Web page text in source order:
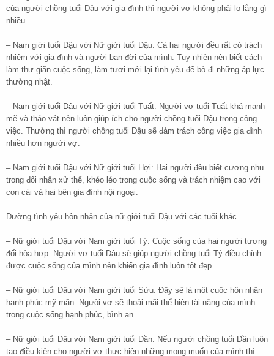
của người chồng tuổi Dậu với gia đình thì người vợ không phải lo lắng gì
nhiều.
– Nam giới tuổi Dậu với Nữ giới tuổi Dậu: Cả hai người đều rất có trách
nhiệm với gia đình và người bạn đời của mình. Tuy nhiên nên biết cách
làm thư giãn cuộc sống, làm tươi mới lại tình yêu để bỏ đi những áp lực
thường nhật.
– Nam giới tuổi Dậu với Nữ giới tuổi Tuất: Người vợ tuổi Tuất khá mạnh
mẽ và tháo vát nên luôn giúp ích cho người chồng tuổi Dậu trong công
việc. Thường thì người chồng tuổi Dậu sẽ đảm trách công việc gia đình
nhiều hơn người vợ.
– Nam giới tuổi Dậu với Nữ giới tuổi Hợi: Hai người đều biết cương nhu
trong đối nhân xử thế, khéo léo trong cuộc sống và trách nhiệm cao với
con cái và hai bên gia đình nội ngoại.
Đường tình yêu hôn nhân của nữ giới tuổi Dậu với các tuổi khác
– Nữ giới tuổi Dậu với Nam giới tuổi Tý: Cuộc sống của hai người tương
đối hòa hợp. Người vợ tuổi Dậu sẽ giúp người chồng tuổi Tý điều chỉnh
được cuộc sống của mình nên khiến gia đình luôn tốt đẹp.
– Nữ giới tuổi Dậu với Nam giới tuổi Sửu: Đây sẽ là một cuộc hôn nhân
hạnh phúc mỹ mãn. Ngưòi vợ sẽ thoải mãi thể hiện tài năng của mình
trong cuộc sống hạnh phúc, bình an.
– Nữ giới tuổi Dậu với Nam giới tuổi Dần: Nếu người chồng tuổi Dần luôn
tạo điều kiện cho người vợ thực hiện những mong muốn của mình thì